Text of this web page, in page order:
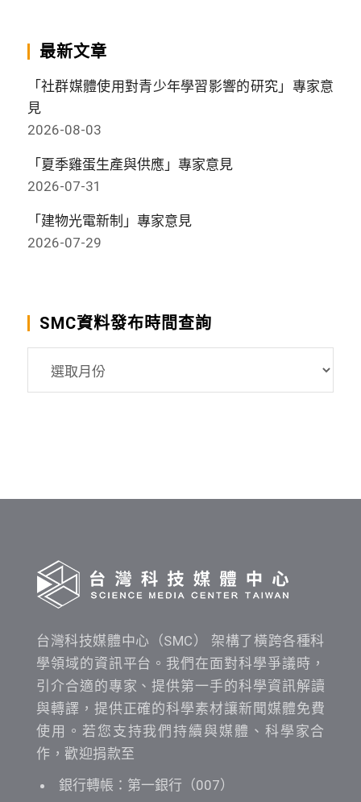
最新文章
「社群媒體使用對青少年學習影響的研究」專家意
見
2026-08-03
「夏季雞蛋生產與供應」專家意見
2026-07-31
「建物光電新制」專家意見
2026-07-29
SMC資料發布時間查詢
台灣科技媒體中心（SMC） 架構了橫跨各種科
學領域的資訊平台。我們在面對科學爭議時，
引介合適的專家、提供第一手的科學資訊解讀
與轉譯，提供正確的科學素材讓新聞媒體免費
使用。若您支持我們持續與媒體、科學家合
作，歡迎捐款至
銀行轉帳：第一銀行（007）